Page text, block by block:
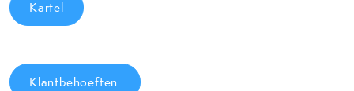
Kartel
Klantbehoeften